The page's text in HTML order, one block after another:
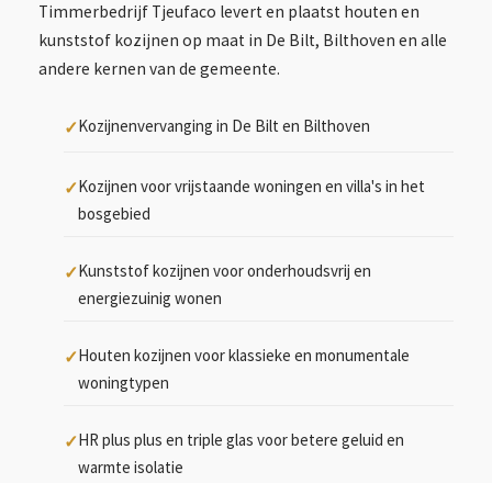
Timmerbedrijf Tjeufaco levert en plaatst houten en
kunststof kozijnen op maat in De Bilt, Bilthoven en alle
andere kernen van de gemeente.
Kozijnenvervanging in De Bilt en Bilthoven
Kozijnen voor vrijstaande woningen en villa's in het
bosgebied
Kunststof kozijnen voor onderhoudsvrij en
energiezuinig wonen
Houten kozijnen voor klassieke en monumentale
woningtypen
HR plus plus en triple glas voor betere geluid en
warmte isolatie